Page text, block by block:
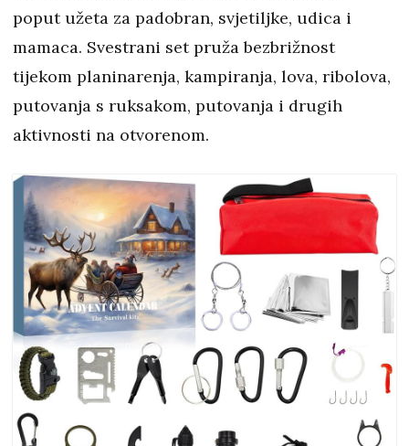
poput užeta za padobran, svjetiljke, udica i
mamaca. Svestrani set pruža bezbrižnost
tijekom planinarenja, kampiranja, lova, ribolova,
putovanja s ruksakom, putovanja i drugih
aktivnosti na otvorenom.